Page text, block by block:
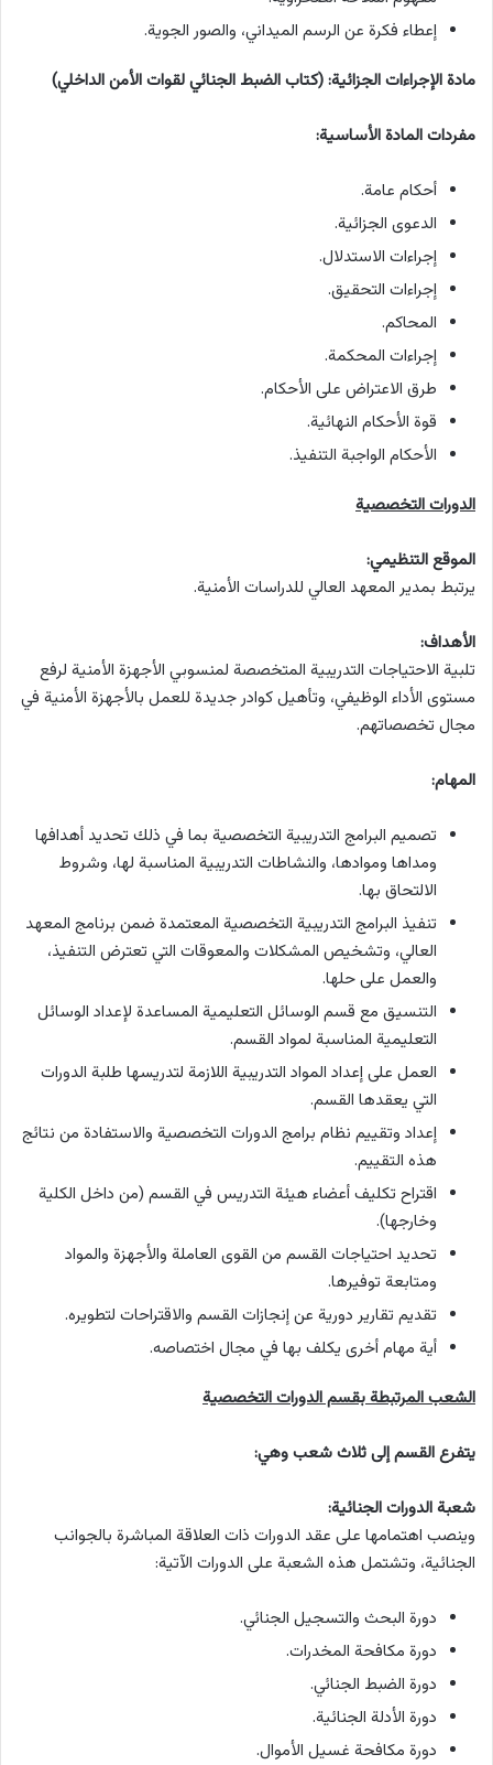
إعطاء فكرة عن الرسم الميداني، والصور الجوية.
مادة الإجراءات الجزائية: (كتاب الضبط الجنائي لقوات الأمن الداخلي)
مفردات المادة الأساسية:
أحكام عامة.
الدعوى الجزائية.
إجراءات الاستدلال.
إجراءات التحقيق.
المحاكم.
إجراءات المحكمة.
طرق الاعتراض على الأحكام.
قوة الأحكام النهائية.
الأحكام الواجبة التنفيذ.
الدورات التخصصية
الموقع التنظيمي:
يرتبط بمدير المعهد العالي للدراسات الأمنية.
الأهداف:
تلبية الاحتياجات التدريبية المتخصصة لمنسوبي الأجهزة الأمنية لرفع
مستوى الأداء الوظيفي، وتأهيل كوادر جديدة للعمل بالأجهزة الأمنية في
مجال تخصصاتهم.
المهام:
تصميم البرامج التدريبية التخصصية بما في ذلك تحديد أهدافها
ومداها وموادها، والنشاطات التدريبية المناسبة لها، وشروط
الالتحاق بها.
تنفيذ البرامج التدريبية التخصصية المعتمدة ضمن برنامج المعهد
العالي، وتشخيص المشكلات والمعوقات التي تعترض التنفيذ،
والعمل على حلها.
التنسيق مع قسم الوسائل التعليمية المساعدة لإعداد الوسائل
التعليمية المناسبة لمواد القسم.
العمل على إعداد المواد التدريبية اللازمة لتدريسها طلبة الدورات
التي يعقدها القسم.
إعداد وتقييم نظام برامج الدورات التخصصية والاستفادة من نتائج
هذه التقييم.
اقتراح تكليف أعضاء هيئة التدريس في القسم (من داخل الكلية
وخارجها).
تحديد احتياجات القسم من القوى العاملة والأجهزة والمواد
ومتابعة توفيرها.
تقديم تقارير دورية عن إنجازات القسم والاقتراحات لتطويره.
أية مهام أخرى يكلف بها في مجال اختصاصه.
الشعب المرتبطة بقسم الدورات التخصصية
يتفرع القسم إلى ثلاث شعب وهي:
شعبة الدورات الجنائية:
وينصب اهتمامها على عقد الدورات ذات العلاقة المباشرة بالجوانب
الجنائية، وتشتمل هذه الشعبة على الدورات الآتية:
دورة البحث والتسجيل الجنائي.
دورة مكافحة المخدرات.
دورة الضبط الجنائي.
دورة الأدلة الجنائية.
دورة مكافحة غسيل الأموال.